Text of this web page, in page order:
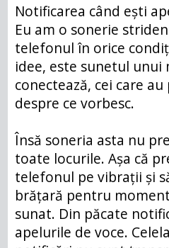
Notificarea când ești
Eu am o sonerie
telefonul în orice
idee, este sunetul unui
conectează, cei care
despre ce vorbesc.
Însă soneria asta nu
toate locurile. Așa că
telefonul pe vibrații și
brățară pentru
sunat. Din păcate
apelurile de voce.